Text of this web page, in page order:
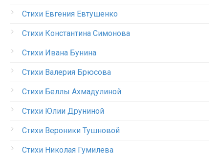
Стихи Евгения Евтушенко
Стихи Константина Симонова
Стихи Ивана Бунина
Стихи Валерия Брюсова
Стихи Беллы Ахмадулиной
Стихи Юлии Друниной
Стихи Вероники Тушновой
Стихи Николая Гумилева